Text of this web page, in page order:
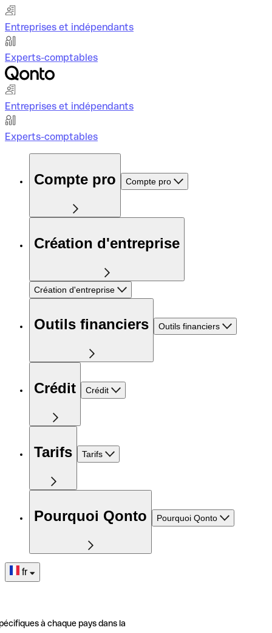
Entreprises et indépendants
Experts-comptables
Entreprises et indépendants
Experts-comptables
Compte pro Compte pro
Création d'entreprise
Création d'entreprise
Outils financiers Outils financiers
Crédit Crédit
Tarifs Tarifs
Pourquoi Qonto Pourquoi Qonto
fr
à chaque pays dans la